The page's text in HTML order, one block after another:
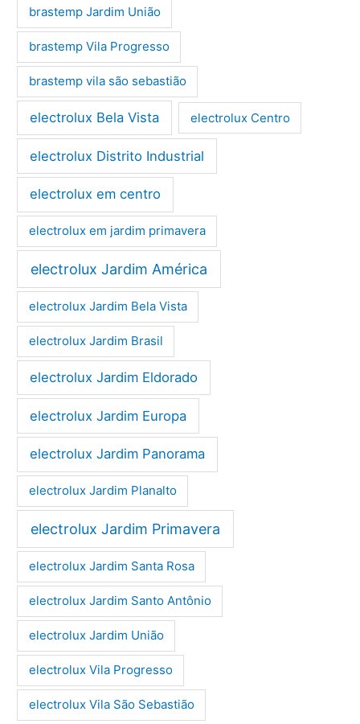
brastemp Jardim União
brastemp Vila Progresso
brastemp vila são sebastião
electrolux Bela Vista electrolux Centro
electrolux Distrito Industrial
electrolux em centro
electrolux em jardim primavera
electrolux Jardim América
electrolux Jardim Bela Vista
electrolux Jardim Brasil
electrolux Jardim Eldorado
electrolux Jardim Europa
electrolux Jardim Panorama
electrolux Jardim Planalto
electrolux Jardim Primavera
electrolux Jardim Santa Rosa
electrolux Jardim Santo Antônio
electrolux Jardim União
electrolux Vila Progresso
electrolux Vila São Sebastião